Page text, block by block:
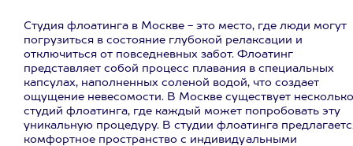
Студия флоатинга в Москве - это место, где люди могут
погрузиться в состояние глубокой релаксации и
отключиться от повседневных забот. Флоатинг
представляет собой процесс плавания в специальных
капсулах, наполненных соленой водой, что создает
ощущение невесомости. В Москве существует несколько
студий флоатинга, где каждый может попробовать эту
уникальную процедуру. В студии флоатинга
комфортное пространство с индивидуальными